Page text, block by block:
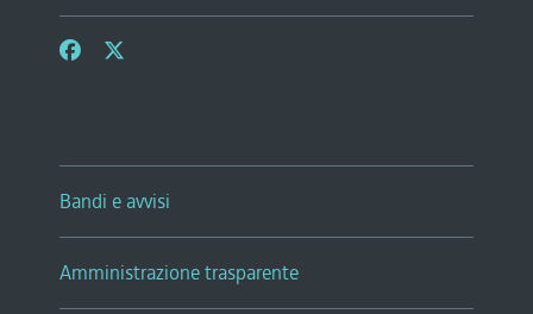
Bandi e avvisi
Amministrazione trasparente